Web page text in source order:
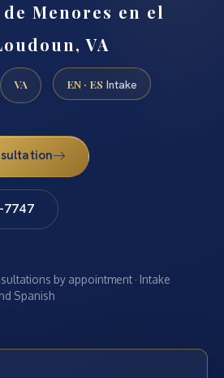
Menores en el
VA
VA EN · ES Intake
7747
by appointment · Intake
Spanish